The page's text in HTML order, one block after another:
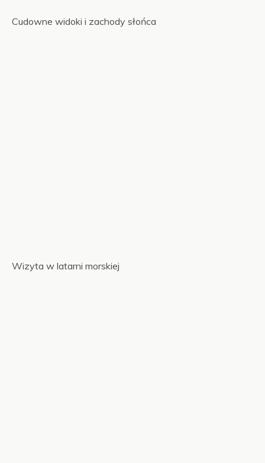
Cudowne widoki i zachody słońca
Wizyta w latarni morskiej